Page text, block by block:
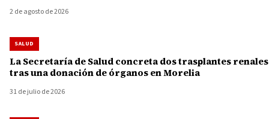
2 de agosto de 2026
SALUD
La Secretaría de Salud concreta dos trasplantes renales
tras una donación de órganos en Morelia
31 de julio de 2026